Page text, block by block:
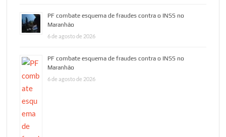
PF combate esquema de fraudes contra o INSS no
Maranhão
6 de agosto de 2026
PF combate esquema de fraudes contra o INSS no
Maranhão
6 de agosto de 2026